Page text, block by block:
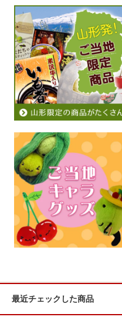
最近チェックした商品